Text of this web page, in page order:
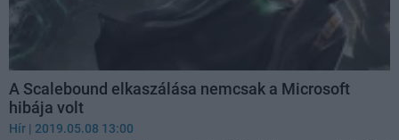
A Scalebound elkaszálása nemcsak a Microsoft
hibája volt
Hír | 2019.05.08 13:00